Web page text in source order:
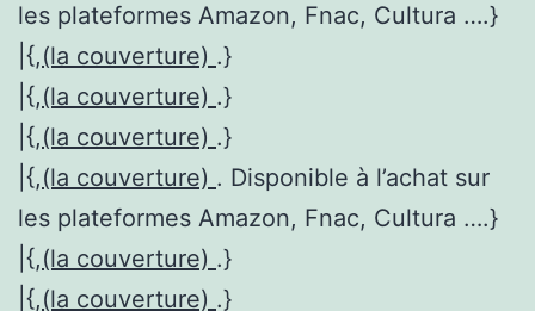
les plateformes Amazon, Fnac, Cultura ….}
|{,(la couverture) .}
|{,(la couverture) .}
|{,(la couverture) .}
|{,(la couverture) . Disponible à l’achat sur
les plateformes Amazon, Fnac, Cultura ….}
|{,(la couverture) .}
|{,(la couverture) .}